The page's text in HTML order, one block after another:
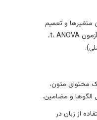
متغیرها و تعمیم
نتایج از نمونه به جامعه (مانند آزمون t، ANOVA،
محتوای متون،
الگوها و مضامین.
از زبان در